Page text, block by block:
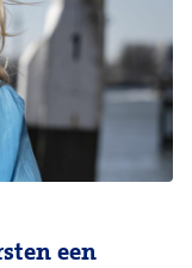
een